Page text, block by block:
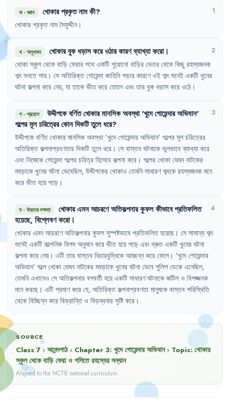
ক·জ্ঞান খোকারপ্রকৃতনামকী? 1
খোকার প্রকৃত নাম সৈফুদ্দীন।
খ· অনুধাবন খোকারবুকধড়াসকরেওঠারকারণব্যাখ্যাকরো। 2
খোকা স্কুল থেকে বাড়ি ফেরার পথে একটি পুরোনো বাড়ির ভেতর থেকে কিছু রহস্যজনক
শব্দ শুনতে পায় । সে অতিরিক্ত গোয়েন্দা কাহিনি পড়ার কারণে ওই শব্দ শুনেই একটি খুনের
ঘটনা কল্পনা করে নেয়, যা তাকে ভীত করে তোলে এবং তার বুক ধড়াস করে ওঠে ।
গ· প্রয়োগ উদ্দীপকেবর্ণিতখোকারমানসিকঅবস্থা 'খুদেগোয়েন্দারঅভিযান'
গল্পেরমূলচরিত্রেরকোনদিকটিতুলেধরে?
3
উদ্দীপকে বর্ণিত খোকার মানসিক অবস্থা 'খুদে গোয়েন্দার অভিযান' গল্পের মূল চরিত্রের
অতিরিক্ত কল্পনাপ্রবণতার দিকটি তুলে ধরে । সে বাস্তব ঘটনাকে ভুলভাবে ব্যাখ্যা করে
এবং নিজেকে গোয়েন্দা গল্পের চরিত্র হিসেবে কল্পনা করে । গল্পের খোকা যেমন নাটকের
মহড়াকে খুনের ঘটনা ভেবেছিল, উদ্দীপকের খোকাও তেমনি সাধারণ শব্দকে রহস্যজনক মনে
করে ভীত হয়ে পড়ে ।
ঘ· উচ্চতর দক্ষতা খোকারএমনআচরণেঅতিকল্পনারকুফলকীভাবেপ্রতিফলিত
হয়েছে, বিশ্লেষণকরো।
4
খোকার এমন আচরণে অতিকল্পনার কুফল সুস্পষ্টভাবে প্রতিফলিত হয়েছে । সে সামান্য শব্দ
শুনেই একটি কাল্পনিক বিপদ অনুমান করে ভীত হয়ে পড়ে এবং দ্রুত একটি খুনের ঘটনা
কল্পনা করে নেয় । এটি তার বাস্তব বিচারবুদ্ধিকে আচ্ছন্ন করে ফেলে । 'খুদে গোয়েন্দার
অভিযান' গল্পে খোকা যেমন নাটকের মহড়াকে খুনের ঘটনা ভেবে পুলিশ ডেকে এনেছিল,
তেমনি এখানেও সে অতিকল্পনার বশবর্তী হয়ে একটি সাধারণ ঘটনাকে জটিল ও বিপজ্জনক
মনে করছে । এটি প্রমাণ করে যে, অতিরিক্ত কল্পনাপ্রবণতা মানুষকে বাস্তব পরিস্থিতি
থেকে বিচ্ছিন্ন করে বিভ্রান্তি ও বিড়ম্বনার সৃষ্টি করে ।
SOURCE
Class 7 › আনন্দপাঠ › Chapter 3: খুদে গোয়েন্দার অভিযান › Topic:খোকার
স্কুল থেকে বাড়ি ফেরা ও গলিতে রহস্যের সন্ধান
Aligned to the NCTB national curriculum.